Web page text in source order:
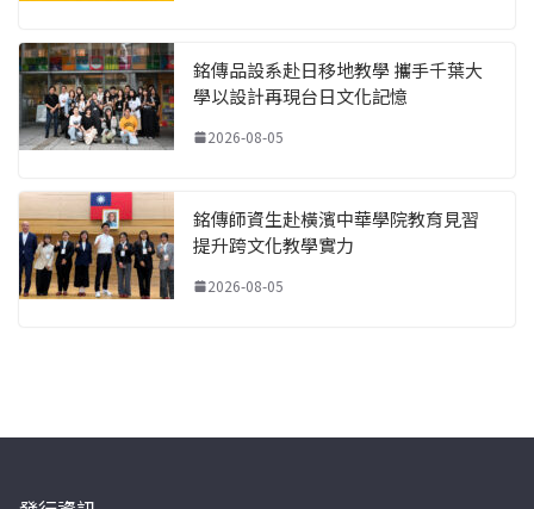
銘傳品設系赴日移地教學 攜手千葉大
學以設計再現台日文化記憶
2026-08-05
銘傳師資生赴橫濱中華學院教育見習
提升跨文化教學實力
2026-08-05